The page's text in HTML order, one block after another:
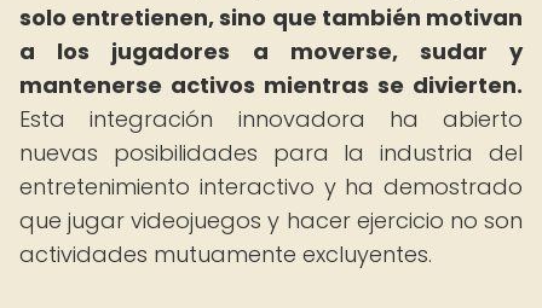
solo entretienen, sino que también motivan
a los jugadores a moverse, sudar y
mantenerse activos mientras se divierten.
Esta integración innovadora ha abierto
nuevas posibilidades para la industria del
entretenimiento interactivo y ha demostrado
que jugar videojuegos y hacer ejercicio no son
actividades mutuamente excluyentes.